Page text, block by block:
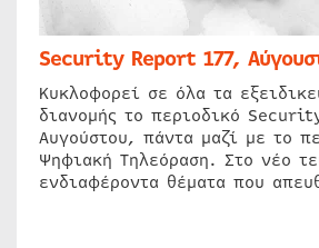
Security Report 177,
Κυκλοφορεί σε όλα τα
διανομής το περιοδικό
Αυγούστου, πάντα μαζί με το
Ψηφιακή Τηλεόραση. Στο νέο
ενδιαφέροντα θέματα που